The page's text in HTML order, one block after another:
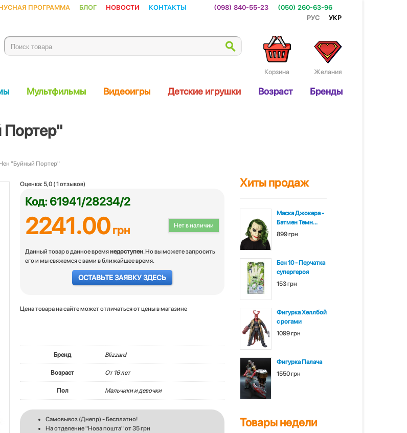
программа Блог Новости Контакты (098) 840-55-23
(050) 260-63-96
Рус
Укр
Желания
Корзина
Мультфильмы Видеоигры Детские игрушки Возраст Бренды
Портер"
"Буйный Портер"
Оценка: 5,0 (1 отзывов)
Код: 61941/28234/2
Нет в наличии
2241.00грн
Данный товар в данное времянедоступен. Но вы можете запросить
его и мы свяжемся с вами в ближайшее время.
ОСТАВЬТЕ ЗАЯВКУ ЗДЕСЬ
Цена товара на сайте может отличаться от цены в магазине
Бренд Blizzard
Возраст От 16 лет
Пол Мальчики и девочки
Самовывоз (Днепр) - Бесплатно!
На отделение "Нова пошта" от 35 грн
Хиты продаж
Маска Джокера -
Бэтмен Темн...
899 грн
Бен 10 - Перчатка
супергероя
153 грн
Фигурка Хеллбой
с рогами
1099 грн
Фигурка Палача
1550 грн
Товары недели